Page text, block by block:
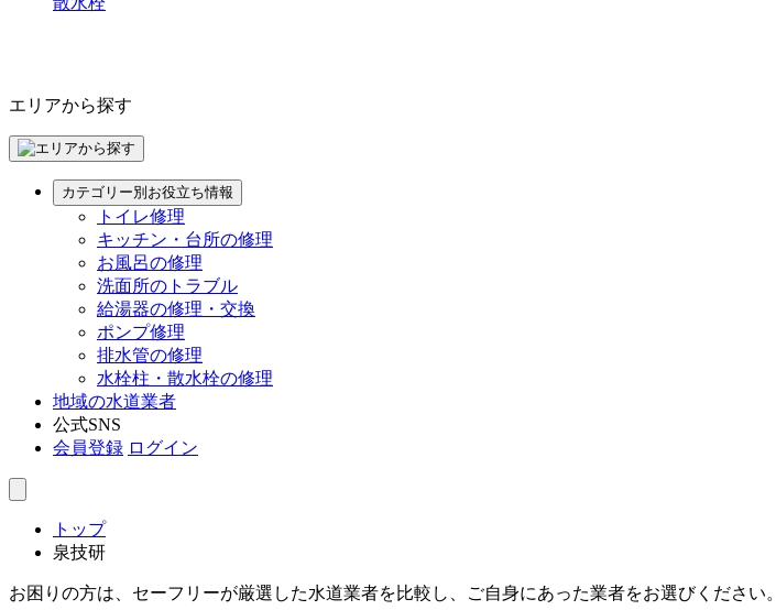
エリアから探す
カテゴリー別お役立ち情報
トイレ修理
キッチン・台所の修理
お風呂の修理
洗面所のトラブル
給湯器の修理・交換
ポンプ修理
排水管の修理
水栓柱・散水栓の修理
地域の水道業者
公式SNS
会員登録 ログイン
トップ
泉技研
お困りの方は、セーフリーが厳選した水道業者を比較し、ご自身にあった業者をお選びください。